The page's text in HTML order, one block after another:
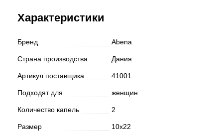
Характеристики
Бренд Abena
Страна производства Дания
Артикул поставщика 41001
Подходят для женщин
Количество капель 2
Размер 10х22